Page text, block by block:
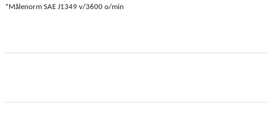
*Målenorm SAE J1349 v/3600 o/min